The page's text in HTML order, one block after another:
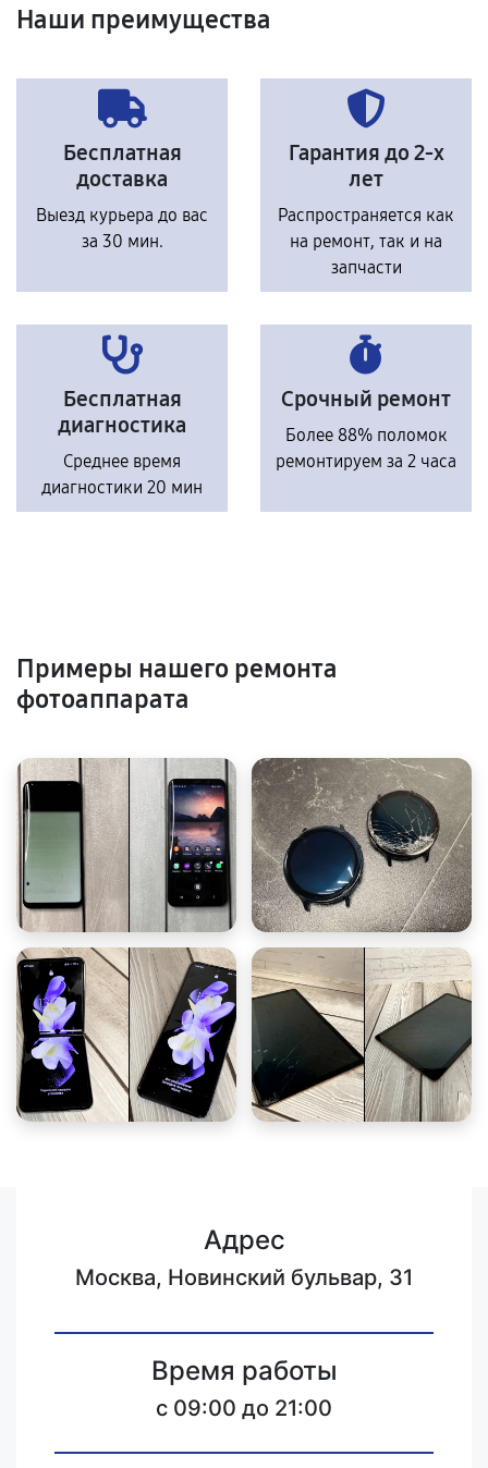
Наши преимущества
Бесплатная
доставка
Выезд курьера до вас
за 30 мин.
Гарантия до 2-х
лет
Распространяется как
на ремонт, так и на
запчасти
Бесплатная
диагностика
Среднее время
диагностики 20 мин
Срочный ремонт
Более 88% поломок
ремонтируем за 2 часа
Примеры нашего ремонта
фотоаппарата
Адрес
Москва, Новинский бульвар, 31
Время работы
c 09:00 до 21:00